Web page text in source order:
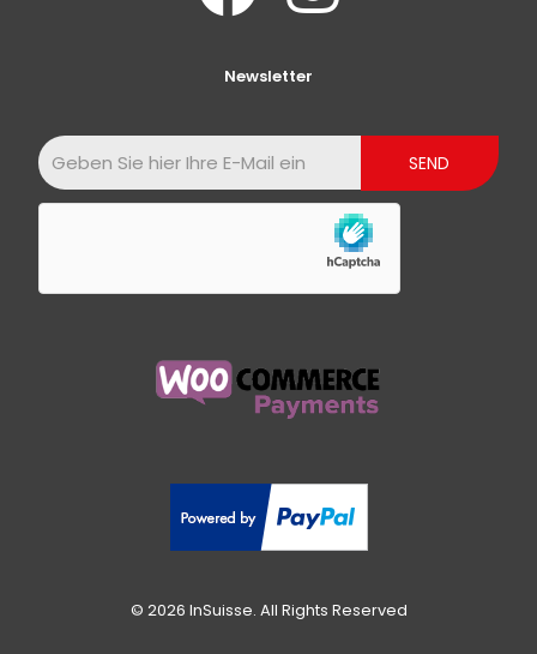
Newsletter
© 2026 InSuisse. All Rights Reserved